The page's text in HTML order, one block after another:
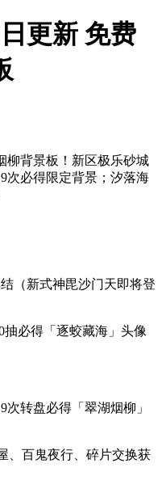
更新 免费
柳背景板！新区极乐砂城
次必得限定背景；汐落海
（新式神毘沙门天即将登
必得「逐蛟藏海」头像
转盘必得「翠湖烟柳」
、百鬼夜行、碎片交换获